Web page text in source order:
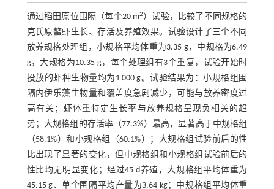
通过稻田原位围隔（每个20 m2）试验，比较了不同规格的
克氏原螯虾生长、存活及养殖效果。试验设计了三个不同
放养规格处理组，小规格平均体重为3.35 g，中规格为6.49
g，大规格为10.35 g，每个处理组有3个重复，试验开始时
投放的虾种生物量均为1 000 g。试验结果为：小规格组围
隔内伊乐藻生物量和覆盖度急剧减少，可能与放养密度过
高有关；虾体重特定生长率与放养规格呈现负相关的趋
势；大规格组的存活率（77.3%）最高，显著高于中规格组
（58.1%）和小规格组（60.1%）；大规格组试验前后的性
比出现了显著的变化，但中规格组和小规格组试验前后的
性比均无明显变化；经过45 d养殖，大规格组平均体重为
45.15 g、单个围隔平均产量为3.64 kg；中规格组平均体重